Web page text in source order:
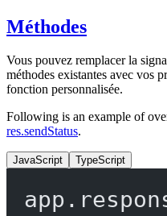
Méthodes
Vous pouvez remplacer la
méthodes existantes avec vos
fonction personnalisée.
Following is an example of
res.sendStatus.
JavaScript TypeScript